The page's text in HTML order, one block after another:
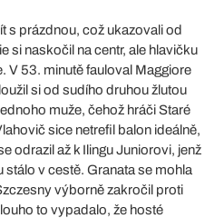
s prázdnou, což ukazovali od
si naskočil na centr, ale hlavičku
V 53. minutě fauloval Maggiore
si od sudího druhou žlutou
muže, čehož hráči Staré
sice netrefil balon ideálně,
odrazil až k Ilingu Juniorovi, jenž
v cestě. Granata se mohla
výborně zakročil proti
to vypadalo, že hosté